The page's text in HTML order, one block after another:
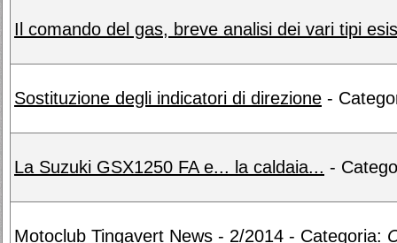
Il comando del gas, breve analisi dei vari tipi
Sostituzione degli indicatori di direzione -
La Suzuki GSX1250 FA e... la caldaia... -
Motoclub Tingavert News - 2/2014 - Categoria: